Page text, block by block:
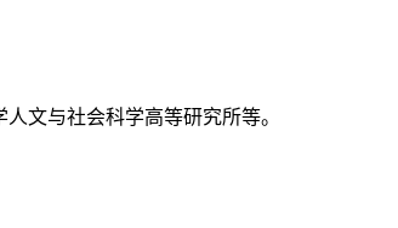
文与社会科学高等研究所等。